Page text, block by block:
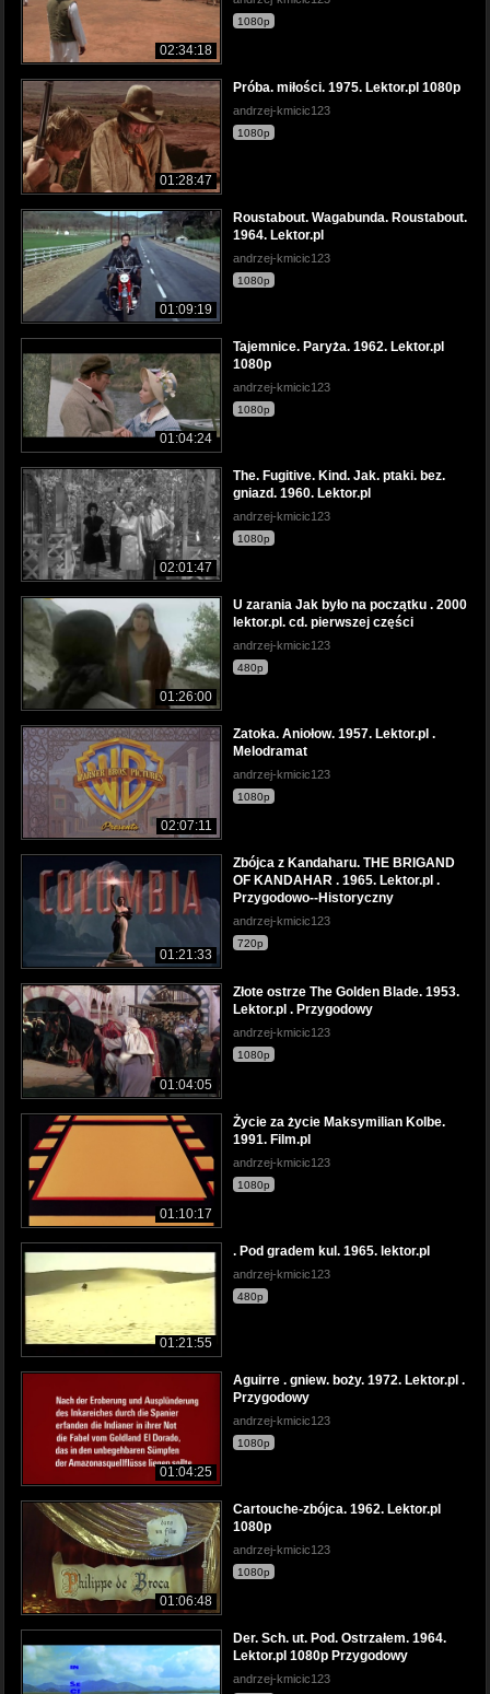
02:34:18
1080p
01:28:47
Próba. miłości. 1975. Lektor.pl 1080p
andrzej-kmicic123
1080p
01:09:19
Roustabout. Wagabunda. Roustabout.
1964. Lektor.pl
andrzej-kmicic123
1080p
01:04:24
Tajemnice. Paryża. 1962. Lektor.pl
1080p
andrzej-kmicic123
1080p
02:01:47
The. Fugitive. Kind. Jak. ptaki. bez.
gniazd. 1960. Lektor.pl
andrzej-kmicic123
1080p
01:26:00
U zarania Jak było na początku . 2000
lektor.pl. cd. pierwszej części
andrzej-kmicic123
480p
02:07:11
Zatoka. Aniołow. 1957. Lektor.pl .
Melodramat
andrzej-kmicic123
1080p
01:21:33
Zbójca z Kandaharu. THE BRIGAND
OF KANDAHAR . 1965. Lektor.pl .
Przygodowo--Historyczny
andrzej-kmicic123
720p
01:04:05
Złote ostrze The Golden Blade. 1953.
Lektor.pl . Przygodowy
andrzej-kmicic123
1080p
01:10:17
Życie za życie Maksymilian Kolbe.
1991. Film.pl
andrzej-kmicic123
1080p
01:21:55
. Pod gradem kul. 1965. lektor.pl
andrzej-kmicic123
480p
01:04:25
Aguirre . gniew. boży. 1972. Lektor.pl .
Przygodowy
andrzej-kmicic123
1080p
01:06:48
Cartouche-zbójca. 1962. Lektor.pl
1080p
andrzej-kmicic123
1080p
Der. Sch. ut. Pod. Ostrzałem. 1964.
Lektor.pl 1080p Przygodowy
andrzej-kmicic123